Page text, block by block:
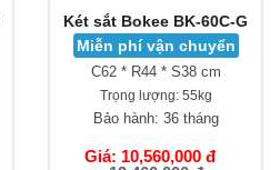
Két sắt Bokee BK-60C-G
Miễn phí vận chuyển
C62 * R44 * S38 cm
Trọng lượng:55kg
Bảo hành: 36 tháng
Giá: 10,560,000 đ